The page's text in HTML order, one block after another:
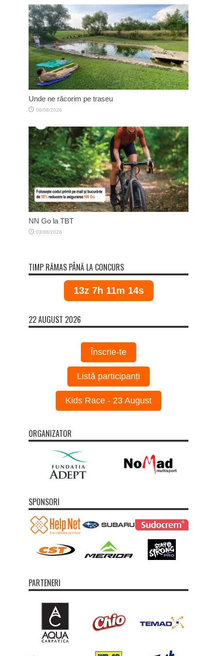
Unde ne răcorim pe traseu
06/08/2026
NN Go la TBT
03/08/2026
TIMP RĂMAS PÂNĂ LA CONCURS
13z 7h 11m 13s
22 AUGUST 2026
Înscrie-te
Listă participanți
Kids Race - 23 August
ORGANIZATOR
SPONSORI
PARTENERI